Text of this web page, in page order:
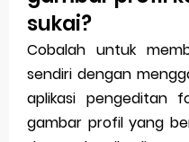
sukai?
Cobalah untuk
sendiri dengan
aplikasi pengeditan
gambar profil yang